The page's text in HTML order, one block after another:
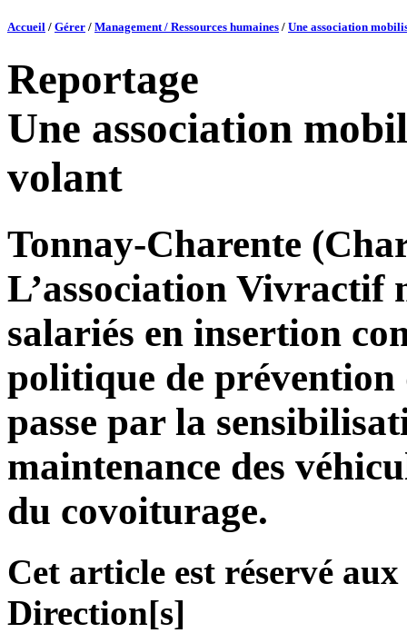
Accueil / Gérer / Management / Ressources humaines / Une association
Reportage
Une association
volant
Tonnay-Charente
L’association Vivractif
salariés en insertion
politique de
passe par la
maintenance des
du covoiturage.
Cet article est réservé
Direction[s]